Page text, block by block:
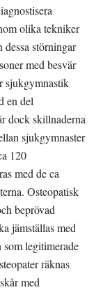
olika tekniker
dessa störningar
med besvär
sjukgymnastik
en del
dock skillnaderna
sjukgymnaster
120
med de ca
Osteopatisk
beprövad
jämställas med
som legitimerade
räknas
med